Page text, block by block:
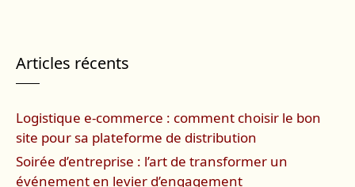
Articles récents
Logistique e-commerce : comment choisir le bon
site pour sa plateforme de distribution
Soirée d’entreprise : l’art de transformer un
événement en levier d’engagement